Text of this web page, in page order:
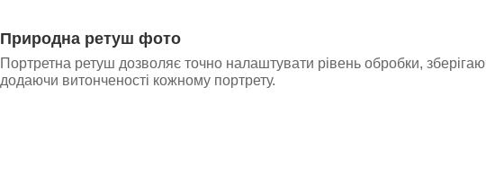
Природна ретуш фото
Портретна ретуш дозволяє точно налаштувати рівень обробки,
додаючи витонченості кожному портрету.